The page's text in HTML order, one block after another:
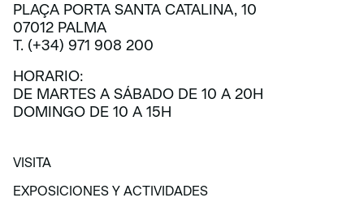
PLAÇA PORTA SANTA CATALINA, 10
07012 PALMA
T. (+34) 971 908 200
HORARIO:
DE MARTES A SÁBADO DE 10 A 20H
DOMINGO DE 10 A 15H
VISITA
VISITA
EXPOSICIONES Y ACTIVIDADES